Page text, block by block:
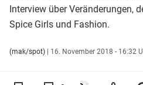
Interview über Veränderungen,
Spice Girls und Fashion.
(mak/spot) | 16. November 2018 - 16:32